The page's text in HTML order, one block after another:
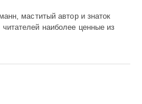
маститый автор и знаток
наиболее ценные из